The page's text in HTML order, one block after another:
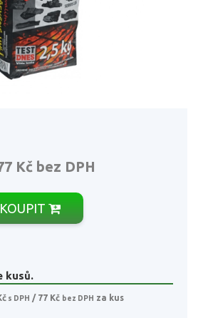
Kč bez DPH
KOUPIT
kusů.
s DPH / 77 Kč bez DPH za kus